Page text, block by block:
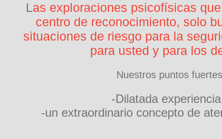
Las exploraciones psicofísicas
centro de reconocimiento, solo
situaciones de riesgo para la
para usted y para los
Nuestros puntos
-Dilatada
-un extraordinario concepto de